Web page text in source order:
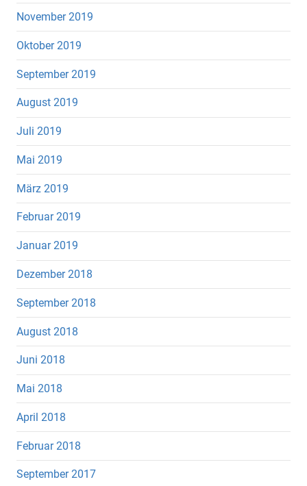
November 2019
Oktober 2019
September 2019
August 2019
Juli 2019
Mai 2019
März 2019
Februar 2019
Januar 2019
Dezember 2018
September 2018
August 2018
Juni 2018
Mai 2018
April 2018
Februar 2018
September 2017